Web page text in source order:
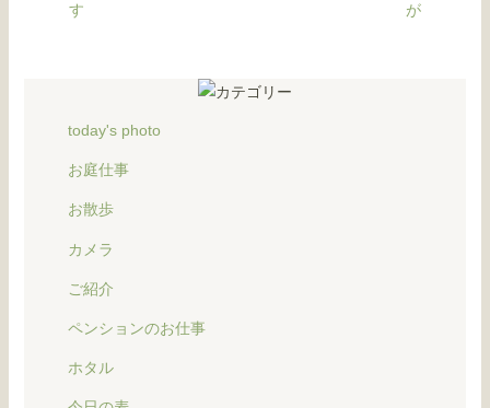
す
が
today's photo
お庭仕事
お散歩
カメラ
ご紹介
ペンションのお仕事
ホタル